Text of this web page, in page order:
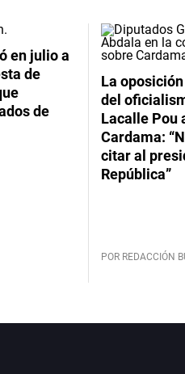
en julio a
de
de
La
del
Lacalle Pou
Cardama:
citar al
República”
POR REDACCIÓN